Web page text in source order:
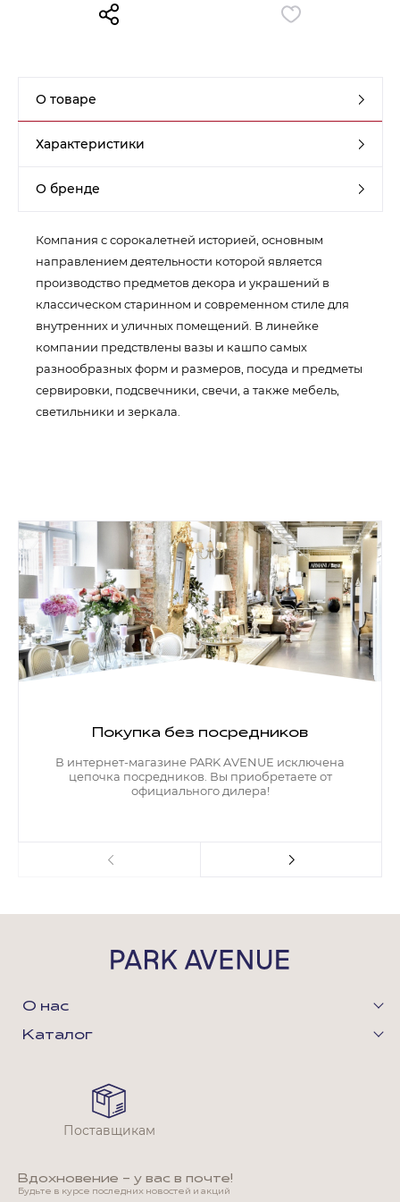
О товаре
Характеристики
О бренде
Компания с сорокалетней историей, основным
направлением деятельности которой является
производство предметов декора и украшений в
классическом старинном и современном стиле для
внутренних и уличных помещений. В линейке
компании предствлены вазы и кашпо самых
разнообразных форм и размеров, посуда и предметы
сервировки, подсвечники, свечи, а также мебель,
светильники и зеркала.
Покупка без посредников
В интернет-магазине PARK AVENUE исключена
цепочка посредников. Вы приобретаете от
официального дилера!
О нас
Каталог
Вдохновение - у вас в почте!
Будьте в курсе последних новостей и акций
Поставщикам